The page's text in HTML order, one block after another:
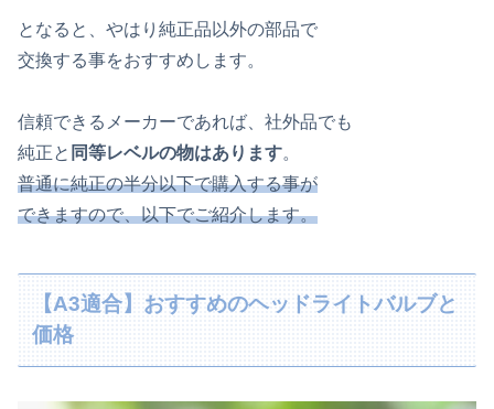
となると、やはり純正品以外の部品で
交換する事をおすすめします。
信頼できるメーカーであれば、社外品でも
純正と 同等レベルの物はあります。
普通に純正の半分以下で購入する事が
できますので、以下でご紹介します。
【A3適合】おすすめのヘッドライトバルブと
価格